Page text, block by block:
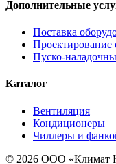
Дополнительные
Поставка
Проектирование
Пуско-
Каталог
Вентиляция
Кондиционеры
Чиллеры и
© 2026 ООО «Климат